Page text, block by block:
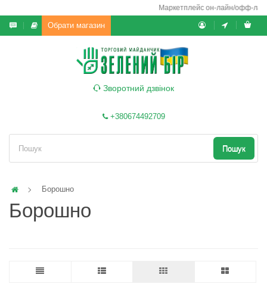
Маркетплейс он-лайн/офф-лайн
Обрати магазин
Зворотний дзвінок
+380674492709
Пошук
Борошно
Борошно